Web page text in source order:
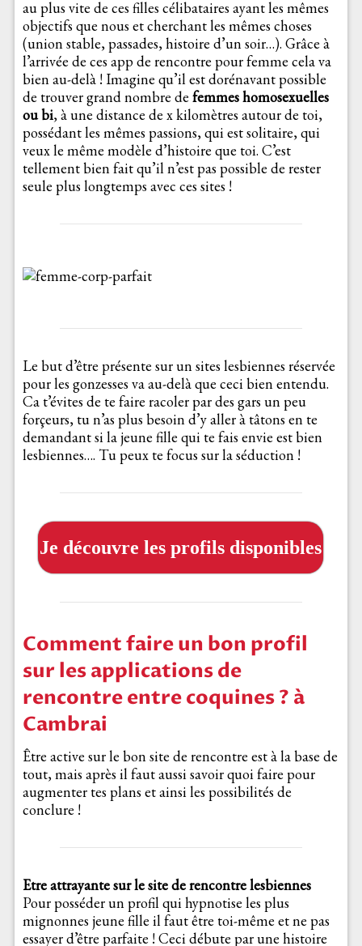
au plus vite de ces filles célibataires ayant les mêmes
objectifs que nous et cherchant les mêmes choses
(union stable, passades, histoire d’un soir…). Grâce à
l’arrivée de ces app de rencontre pour femme cela va
bien au-delà ! Imagine qu’il est dorénavant possible
de trouver grand nombre de femmes homosexuelles
ou bi, à une distance de x kilomètres autour de toi,
possédant les mêmes passions, qui est solitaire, qui
veux le même modèle d’histoire que toi. C’est
tellement bien fait qu’il n’est pas possible de rester
seule plus longtemps avec ces sites !
Le but d’être présente sur un sites lesbiennes réservée
pour les gonzesses va au-delà que ceci bien entendu.
Ca t’évites de te faire racoler par des gars un peu
forçeurs, tu n’as plus besoin d’y aller à tâtons en te
demandant si la jeune fille qui te fais envie est bien
lesbiennes…. Tu peux te focus sur la séduction !
Je découvre les profils disponibles
Comment faire un bon profil
sur les applications de
rencontre entre coquines ? à
Cambrai
Être active sur le bon site de rencontre est à la base de
tout, mais après il faut aussi savoir quoi faire pour
augmenter tes plans et ainsi les possibilités de
conclure !
Etre attrayante sur le site de rencontre lesbiennes
Pour posséder un profil qui hypnotise les plus
mignonnes jeune fille il faut être toi-même et ne pas
essayer d’être parfaite ! Ceci débute par une histoire